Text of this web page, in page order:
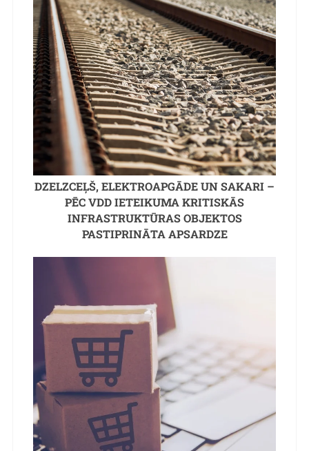
DZELZCEĻŠ, ELEKTROAPGĀDE UN SAKARI –
PĒC VDD IETEIKUMA KRITISKĀS
INFRASTRUKTŪRAS OBJEKTOS
PASTIPRINĀTA APSARDZE